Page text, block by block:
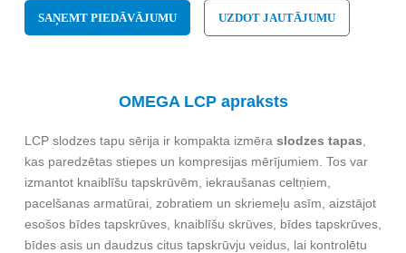
SAŅEMT PIEDĀVĀJUMU UZDOT JAUTĀJUMU
OMEGA LCP apraksts
LCP slodzes tapu sērija ir kompakta izmēra slodzes tapas
kas paredzētas stiepes un kompresijas mērījumiem. Tos var
izmantot knaiblīšu tapskrūvēm, iekraušanas celtņiem,
pacelšanas armatūrai, zobratiem un skriemeļu asīm, aizstājot
esošos bīdes tapskrūves, knaiblīšu skrūves, bīdes tapskrūves,
bīdes asis un daudzus citus tapskrūvju veidus, lai kontrolētu